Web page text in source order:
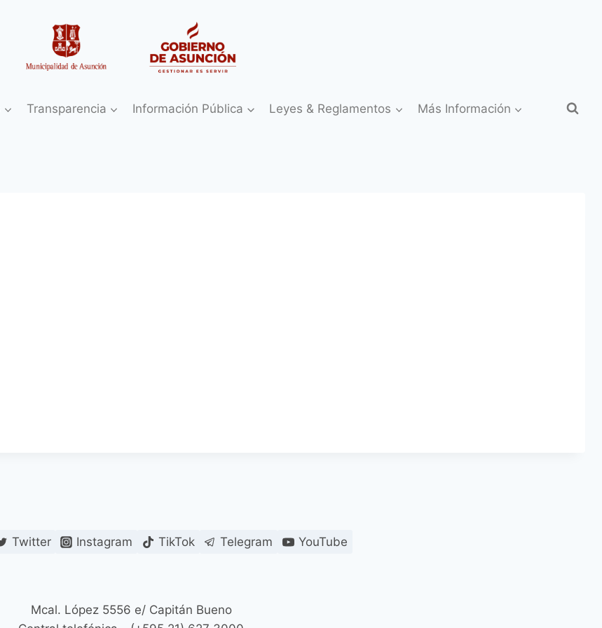
Transparencia Información Pública Leyes & Reglamentos Más Información
Twitter Instagram TikTok Telegram YouTube
Mcal. López 5556 e/ Capitán Bueno